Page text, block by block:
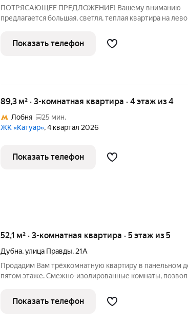
ПОТРЯСАЮЩЕЕ ПРЕДЛОЖЕНИЕ! Вашему вниманию
предлагается большая, светля, теплая квартира на
гостиной (с теплыми полами), два санузла, две
комнаты. В хозяйской
Показать телефон
89,3 м² · 3-комнатная квартира · 4 этаж из 4
Лобня
25 мин.
ЖК «Катуар», 4 квартал 2026
Показать телефон
52,1 м² · 3-комнатная квартира · 5 этаж из 5
Дубна,улица Правды, 21А
Продадим Вам трёхкомнатную квартиру в панельном
пятом этаже. Смежно-изолированные комнаты,
имеется застекленный балкон, санузел раздельный.
окна ПВХ,
Показать телефон